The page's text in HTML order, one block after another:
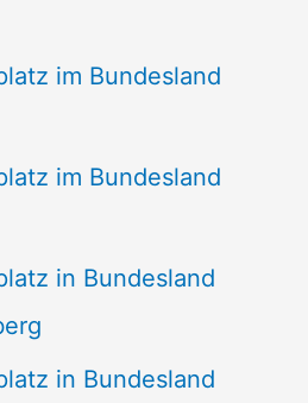
im Bundesland
im Bundesland
in Bundesland
in Bundesland